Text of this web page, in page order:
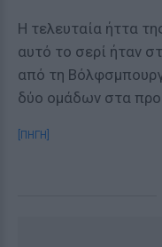
Η τελευταία ήττα
αυτό το σερί ήταν
από τη
δύο ομάδων στα
[ΠΗΓΗ]